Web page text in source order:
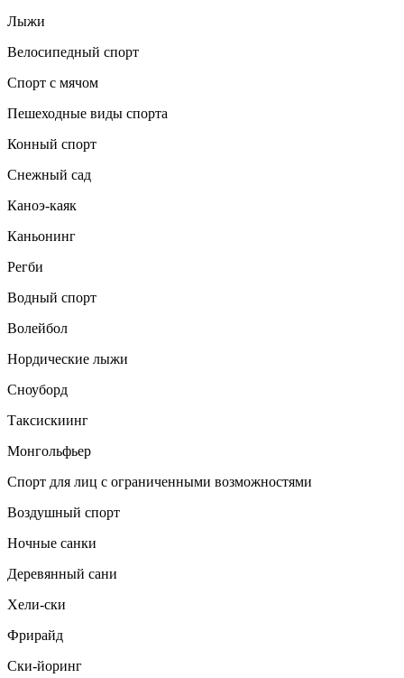
Лыжи
Велосипедный спорт
Спорт с мячом
Пешеходные виды спорта
Конный спорт
Снежный сад
Каноэ-каяк
Каньонинг
Регби
Водный спорт
Волейбол
Нордические лыжи
Сноуборд
Таксискиинг
Монгольфьер
Спорт для лиц с ограниченными возможностями
Воздушный спорт
Ночные санки
Деревянный сани
Хели-ски
Фрирайд
Ски-йоринг